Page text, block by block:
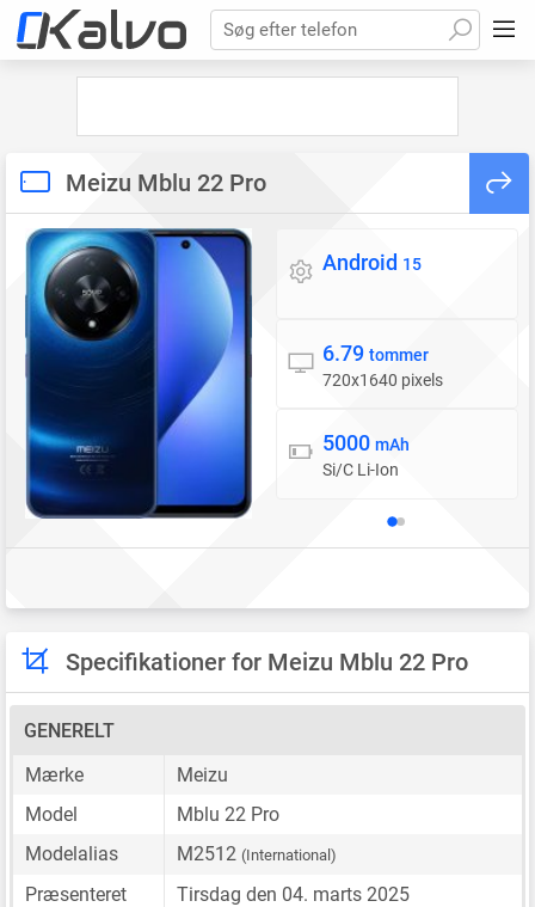
Søg efter telefon
Meizu Mblu 22 Pro
Styresystem
Android 15
Skærm
6.79 tommer
720x1640 pixels
Batteri
5000 mAh
Si/C Li-Ion
Specifikationer for Meizu Mblu 22 Pro
GENERELT
Mærke
Meizu
Model
Mblu 22 Pro
Modelalias
M2512 (International)
Præsenteret
Tirsdag den 04. marts 2025